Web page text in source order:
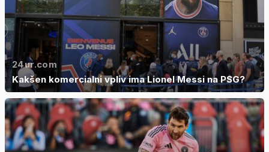
24ur.com
Kakšen komercialni vpliv ima Lionel Messi na PSG?